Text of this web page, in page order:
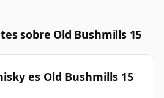
sobre Old Bushmills 15
es Old Bushmills 15